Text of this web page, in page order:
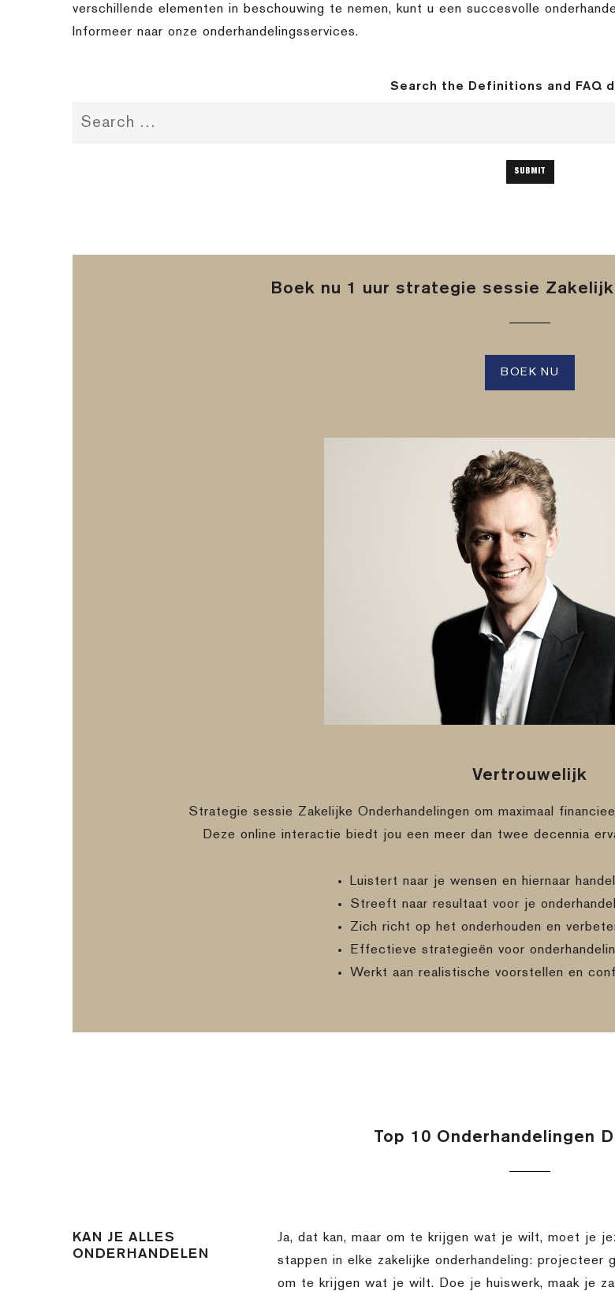
verschillende elementen in beschouwing te nemen, kunt u een succesvolle
Informeer naar onze onderhandelingsservices.
Search the Definitions and FAQ
Boek nu 1 uur strategie sessie
BOEK NU
Vertrouwelijk
Strategie sessie Zakelijke Onderhandelingen om maximaal
Deze online interactie biedt jou een meer dan twee decennia
Luistert naar je wensen en hiernaar
Streeft naar resultaat voor je
Zich richt op het onderhouden en
Effectieve strategieën voor
Werkt aan realistische voorstellen en
Top 10 Onderhandelingen
KAN JE ALLES
ONDERHANDELEN
Ja, dat kan, maar om te krijgen wat je wilt, moet je
stappen in elke zakelijke onderhandeling:
om te krijgen wat je wilt. Doe je huiswerk, maak je